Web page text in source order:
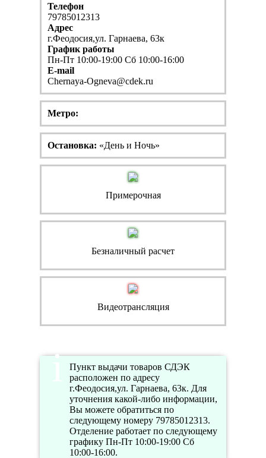
Телефон
79785012313
Адрес
г.Феодосия,ул. Гарнаева, 63к
График работы
Пн-Пт 10:00-19:00 Сб 10:00-16:00
E-mail
Chernaya-Ogneva@cdek.ru
Метро:
Остановка: «День и Ночь»
Примерочная
Безналичный расчет
Видеотрансляция
Пункт выдачи товаров СДЭК
расположен по адресу
г.Феодосия,ул. Гарнаева, 63к. Для
уточнения какой-либо информации,
Вы можете обратиться по
следующему номеру 79785012313.
Отделение работает по следующему
графику Пн-Пт 10:00-19:00 Сб
10:00-16:00.